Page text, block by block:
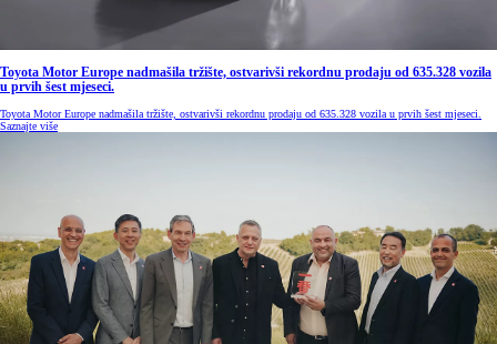
Toyota Motor Europe nadmašila tržište, ostvarivši rekordnu prodaju od 635.328 vozila
u prvih šest mjeseci.
Toyota Motor Europe nadmašila tržište, ostvarivši rekordnu prodaju od 635.328 vozila u prvih šest mjeseci.
Saznajte više